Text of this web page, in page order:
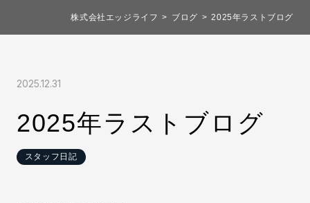
株式会社エッジライフ ブログ 2025年ラストブログ
2025.12.31
2025年ラストブログ
スタッフ日記